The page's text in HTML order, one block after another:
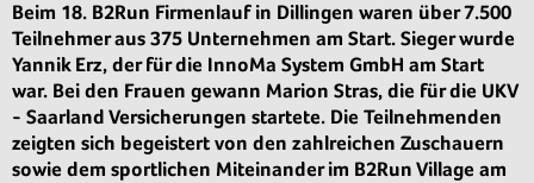
Beim 18. B2Run Firmenlauf in Dillingen waren über 7.500
Teilnehmer aus 375 Unternehmen am Start. Sieger wurde
Yannik Erz, der für die InnoMa System GmbH am Start
war. Bei den Frauen gewann Marion Stras, die für die UKV
- Saarland Versicherungen startete. Die Teilnehmenden
zeigten sich begeistert von den zahlreichen Zuschauern
sowie dem sportlichen Miteinander im B2Run Village am